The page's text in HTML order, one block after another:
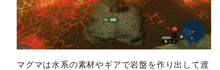
マグマは水系の素材やギアで岩盤を作り出して渡